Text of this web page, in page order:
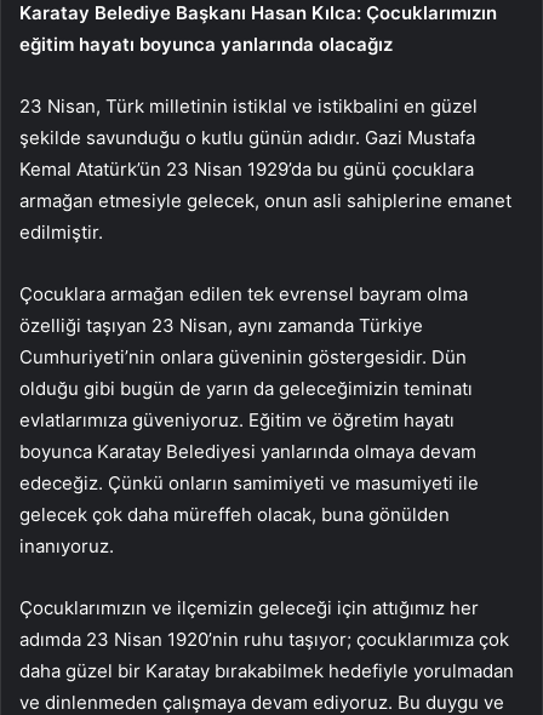
Karatay Belediye Başkanı Hasan Kılca: Çocuklarımızın
eğitim hayatı boyunca yanlarında olacağız
23 Nisan, Türk milletinin istiklal ve istikbalini en güzel
şekilde savunduğu o kutlu günün adıdır. Gazi Mustafa
Kemal Atatürk’ün 23 Nisan 1929’da bu günü çocuklara
armağan etmesiyle gelecek, onun asli sahiplerine emanet
edilmiştir.
Çocuklara armağan edilen tek evrensel bayram olma
özelliği taşıyan 23 Nisan, aynı zamanda Türkiye
Cumhuriyeti’nin onlara güveninin göstergesidir. Dün
olduğu gibi bugün de yarın da geleceğimizin teminatı
evlatlarımıza güveniyoruz. Eğitim ve öğretim hayatı
boyunca Karatay Belediyesi yanlarında olmaya devam
edeceğiz. Çünkü onların samimiyeti ve masumiyeti ile
gelecek çok daha müreffeh olacak, buna gönülden
inanıyoruz.
Çocuklarımızın ve ilçemizin geleceği için attığımız her
adımda 23 Nisan 1920’nin ruhu taşıyor; çocuklarımıza çok
daha güzel bir Karatay bırakabilmek hedefiyle yorulmadan
ve dinlenmeden çalışmaya devam ediyoruz. Bu duygu ve